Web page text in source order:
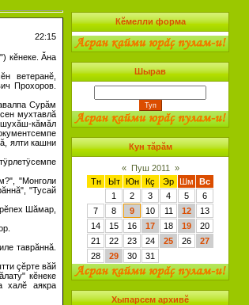
22:15
кĕнеке. Ăна
ветеранĕ,
Прохоров.
Сурăм
мухтавлă
шухăш-кăмăл
ялти кашни
"Монголи
"Тусай
Шăмар,
таврăннă.
çĕрте вăй
кĕнеке
халĕ аякра
Кĕмелли форма
Шырав
Кун тăрăм
« Пуш 2011
»
Тн
Ыт Юн Кç Эр Шм
Вс
1
2 3 4 5
6
7
8 9 10 11 12
13
14
15 16 17 18 19
20
21
22 23 24 25 26
27
28
29 30 31
Хыпарсем архивĕ